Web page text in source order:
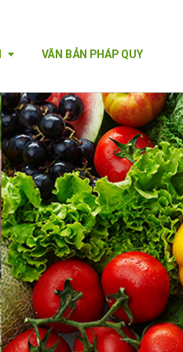
THẤT -
THÔN, BÁN
VĂN BẢN PHÁP QUY